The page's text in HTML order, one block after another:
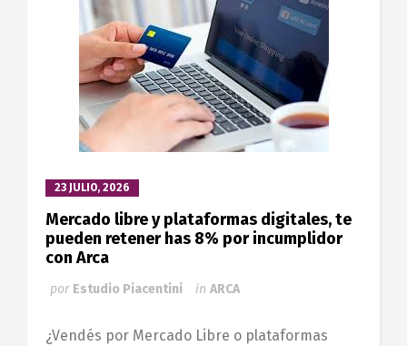
23 JULIO, 2026
Mercado libre y plataformas digitales, te
pueden retener has 8% por incumplidor
con Arca
por Estudio Piacentini in ARCA
¿Vendés por Mercado Libre o plataformas